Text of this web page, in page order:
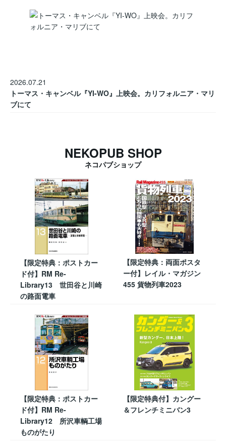
2026.07.21
トーマス・キャンベル『YI-WO』上映会。カリフォルニア・マリ
ブにて
NEKOPUB SHOP
ネコパブショップ
【限定特典：ポストカー
ド付】RM Re-
Library13 世田谷と川崎
の路面電車
【限定特典：両面ポスタ
ー付】レイル・マガジン
455 貨物列車2023
【限定特典：ポストカー
ド付】RM Re-
Library12 所沢車輌工場
ものがたり
【限定特典付】カングー
＆フレンチミニバン3